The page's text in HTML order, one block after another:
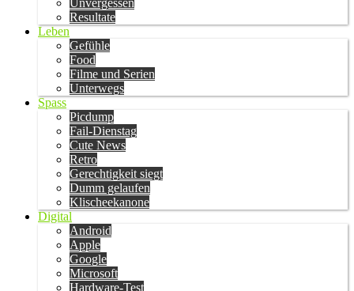
Unvergessen
Resultate
Leben
Gefühle
Food
Filme und Serien
Unterwegs
Spass
Picdump
Fail-Dienstag
Cute News
Retro
Gerechtigkeit siegt
Dumm gelaufen
Klischeekanone
Digital
Android
Apple
Google
Microsoft
Hardware-Test